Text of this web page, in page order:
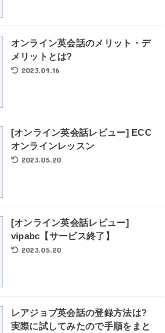
オンライン英会話のメリット・デ
メリットとは?
2023.09.16
[オンライン英会話レビュー] ECC
オンラインレッスン
2023.05.20
[オンライン英会話レビュー]
vipabc【サービス終了】
2023.05.20
レアジョブ英会話の登録方法は?
実際に試してみたので手順をまと